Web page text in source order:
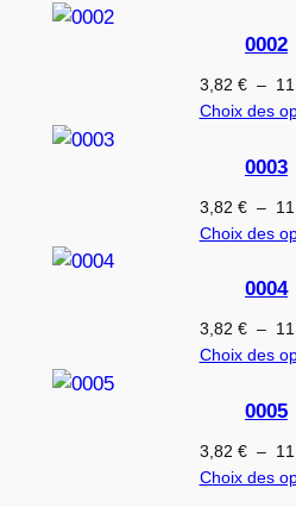
0002
3,82 € –
Choix des
0003
3,82 € –
Choix des
0004
3,82 € –
Choix des
0005
3,82 € –
Choix des